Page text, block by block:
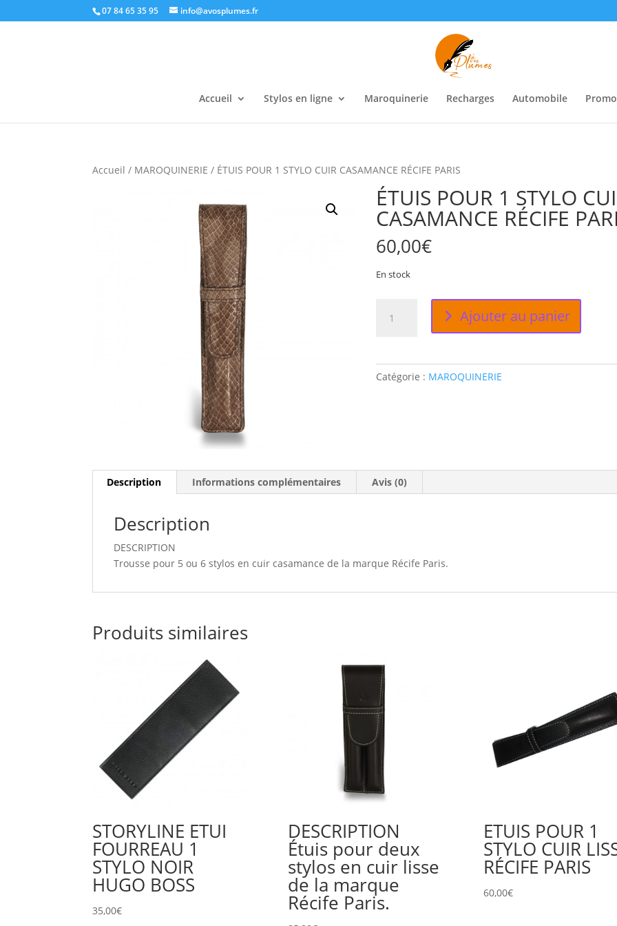
07 84 65 35 95 info@avosplumes.fr
Accueil Stylos en ligne Maroquinerie Recharges Automobile
Accueil / MAROQUINERIE / ÉTUIS POUR 1 STYLO CUIR CASAMANCE RÉCIFE PARIS
ÉTUIS POUR 1 STYLO
CASAMANCE RÉCIFE
60,00€
En stock
STYLO
Ajouter au panier
Catégorie : MAROQUINERIE
Description Informations complémentaires Avis (0)
Description
DESCRIPTION
Trousse pour 5 ou 6 stylos en cuir casamance de la marque Récife Paris.
Produits similaires
STORYLINE ETUI
FOURREAU 1
STYLO NOIR
HUGO BOSS
35,00€
DESCRIPTION
Étuis pour deux
stylos en cuir lisse
de la marque
Récife Paris.
ETUIS POUR 1
STYLO CUIR
RÉCIFE PARIS
60,00€